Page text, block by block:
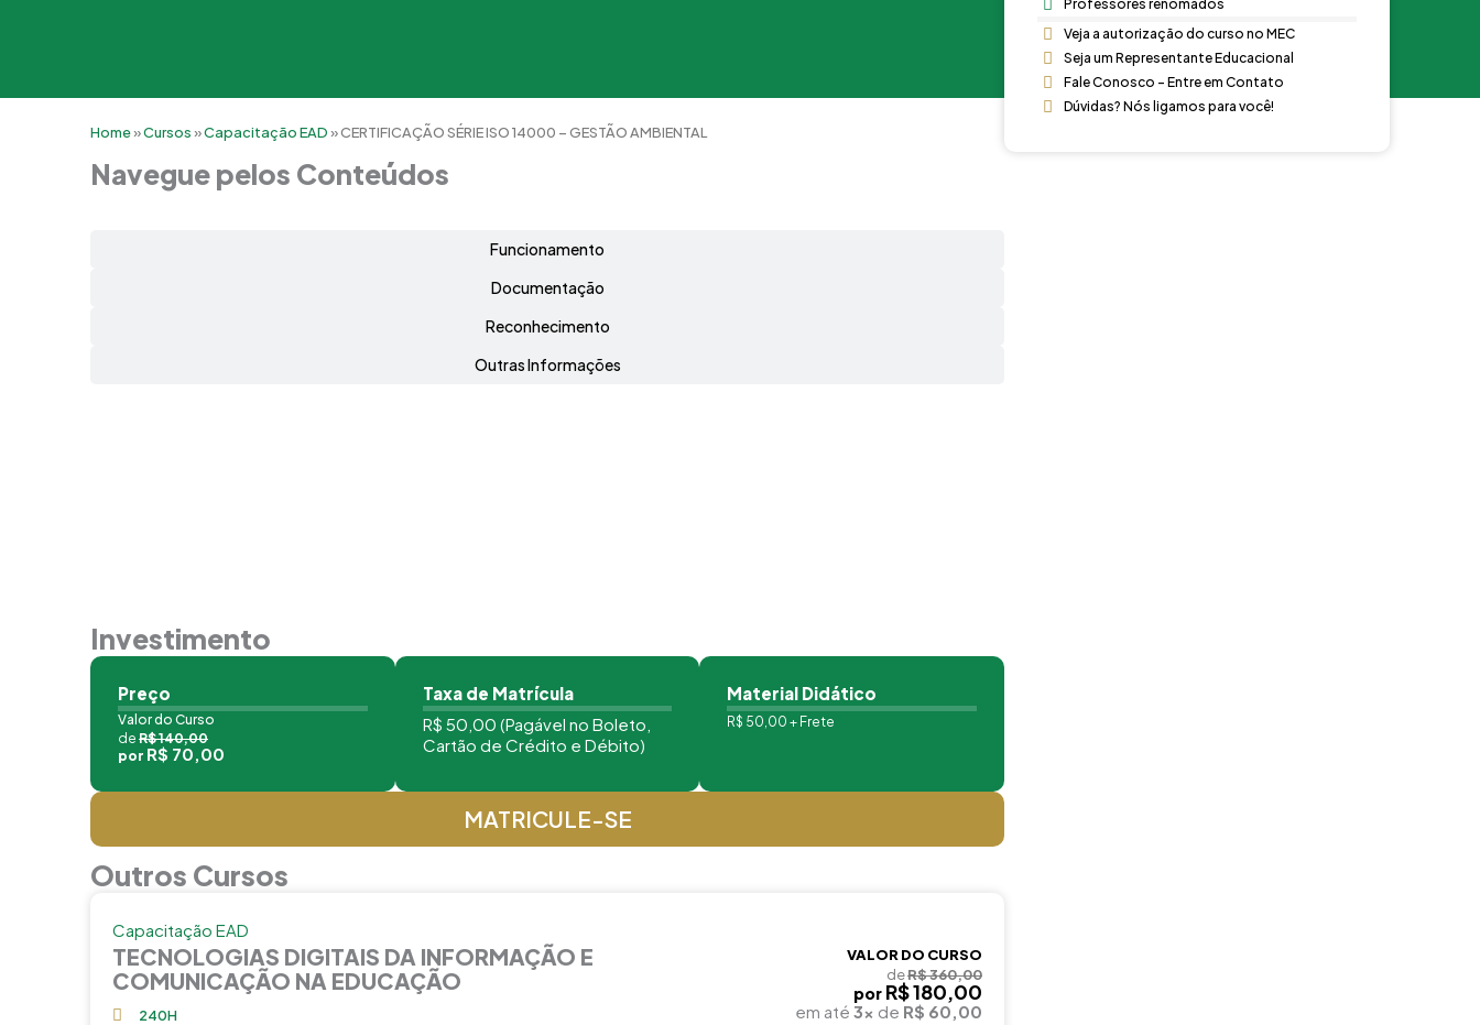
Home»Cursos»Capacitação EAD»CERTIFICAÇÃO SÉRIE ISO 14000 – GESTÃO AMBIENTAL
Navegue pelos Conteúdos
Funcionamento
Documentação
Reconhecimento
Outras Informações
Investimento
Preço
Valor do Curso
de R$ 140,00
por R$ 70,00
Taxa de Matrícula
R$ 50,00 (Pagável no Boleto,
Cartão de Crédito e Débito)
Material Didático
R$ 50,00 + Frete
MATRICULE-SE
Outros Cursos
Capacitação EAD
TECNOLOGIAS DIGITAIS DA INFORMAÇÃO E
COMUNICAÇÃO NA EDUCAÇÃO
240H
VALOR DO CURSO
deR$ 360,00
por R$ 180,00
em até 3x de R$ 60,00
Professores renomados
Veja a autorização do curso no MEC
Seja um Representante Educacional
Fale Conosco - Entre em Contato
Dúvidas? Nós ligamos para você!